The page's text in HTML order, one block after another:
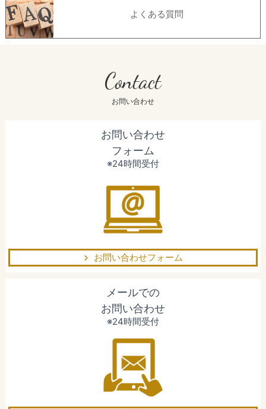
よくある質問
Contact
お問い合わせ
お問い合わせ
フォーム
※24時間受付
お問い合わせフォーム
メールでの
お問い合わせ
※24時間受付